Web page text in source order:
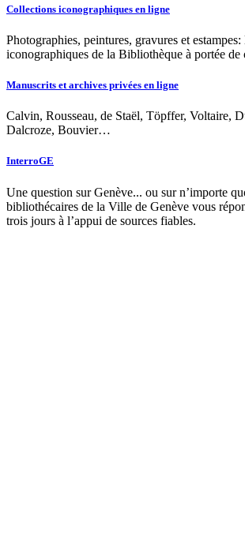
Collections iconographiques en ligne
Photographies, peintures, gravures et
iconographiques de la Bibliothèque à portée de
Manuscrits et archives privées en ligne
Calvin, Rousseau, de Staël, Töpffer, Voltaire,
Dalcroze, Bouvier…
InterroGE
Une question sur Genève... ou sur n’importe
bibliothécaires de la Ville de Genève vous
trois jours à l’appui de sources fiables.